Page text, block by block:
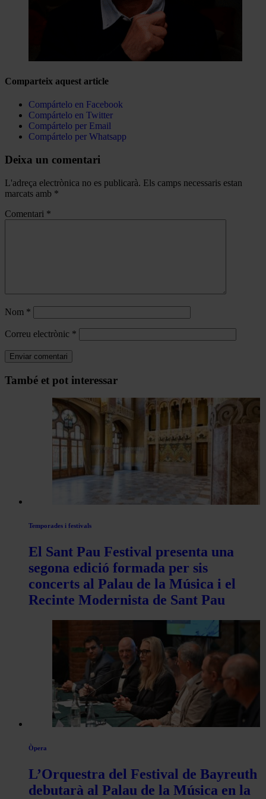
Comparteix aquest article
Compártelo en Facebook
Compártelo en Twitter
Compártelo per Email
Compártelo per Whatsapp
Deixa un comentari
L'adreça electrònica no es publicarà. Els camps necessaris estan
marcats amb *
Comentari *
Nom *
Correu electrònic *
Navegar
També et pot interessar
Temporades i festivals
El Sant Pau Festival presenta una
segona edició formada per sis
concerts al Palau de la Música i el
Recinte Modernista de Sant Pau
Òpera
L’Orquestra del Festival de Bayreuth
debutarà al Palau de la Música en la